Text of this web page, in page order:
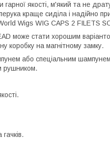
гарної якості, м'який та не
краще сиділа і надійно
Wigs WIG CAPS 2 FILETS
може стати хорошим
коробку на магнітному замку.
або спеціальним
рушником.